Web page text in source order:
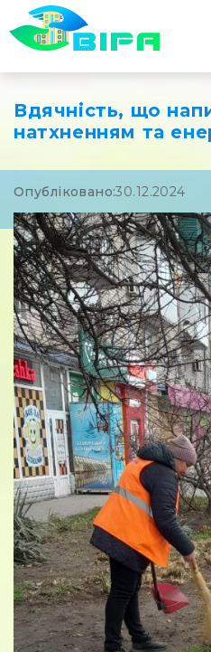
Вдячність, що
натхненням та
Опубліковано:30.12.2024